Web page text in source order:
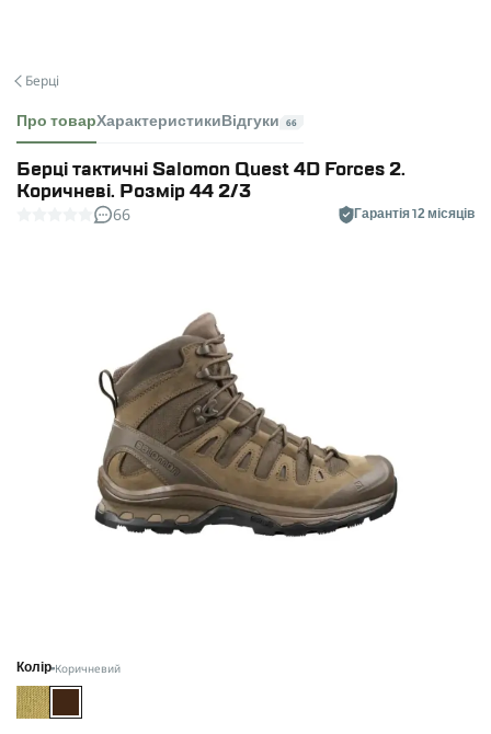
Берці
Про товарХарактеристики Відгуки 66
Берці тактичні Salomon Quest 4D Forces 2.
Коричневі. Розмір 44 2/3
66 Гарантія 12 місяців
Колір Коричневий